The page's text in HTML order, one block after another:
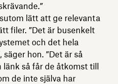
lätt att ge relevanta
filer. ”Det är busenkelt
och det hela
hon. ”Det är så
så får de åtkomst till
de inte själva har